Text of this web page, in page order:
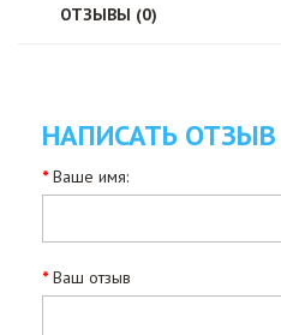
ОТЗЫВЫ (0)
НАПИСАТЬ ОТЗЫВ
Ваше имя:
Ваш отзыв